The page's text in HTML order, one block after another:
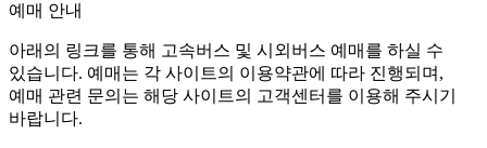
예매 안내
아래의 링크를 통해 고속버스 및 시외버스 예매를 하실 수
있습니다. 예매는 각 사이트의 이용약관에 따라 진행되며,
예매 관련 문의는 해당 사이트의 고객센터를 이용해 주시기
바랍니다.